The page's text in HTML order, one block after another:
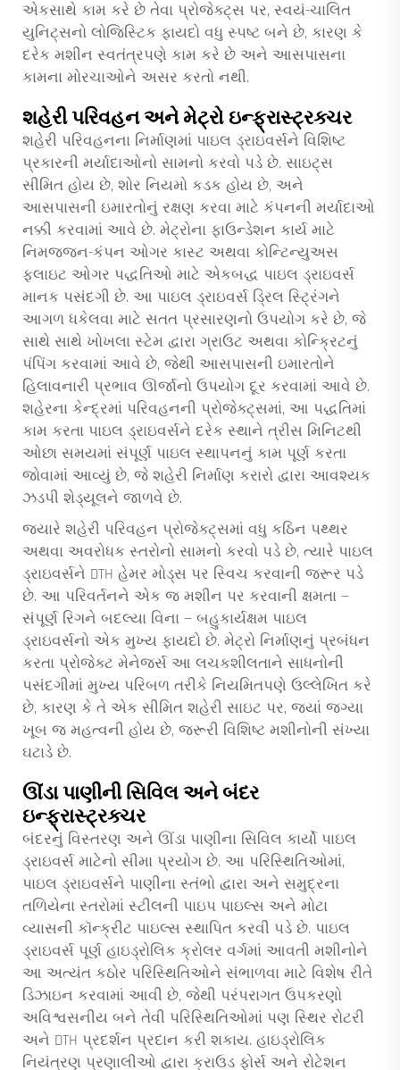
એકસાથે કામ કરે છે તેવા પ્રોજેક્ટ્સ પર, સ્વયં-ચાલિત
યુનિટ્સનો લોજિસ્ટિક ફાયદો વધુ સ્પષ્ટ બને છે, કારણ કે
દરેક મશીન સ્વતંત્રપણે કામ કરે છે અને આસપાસના
કામના મોરચાઓને અસર કરતો નથી.
શહેરી પરિવહન અને મેટ્રો ઇન્ફ્રાસ્ટ્રક્ચર
શહેરી પરિવહનના નિર્માણમાં પાઇલ ડ્રાઇવર્સને વિશિષ્ટ
પ્રકારની મર્યાદાઓનો સામનો કરવો પડે છે. સાઇટ્સ
સીમિત હોય છે, શોર નિયમો કડક હોય છે, અને
આસપાસની ઇમારતોનું રક્ષણ કરવા માટે કંપનની મર્યાદાઓ
નક્કી કરવામાં આવે છે. મેટ્રોના ફાઉન્ડેશન કાર્ય માટે
નિમજ્જન-કંપન ઓગર કાસ્ટ અથવા કોન્ટિન્યુઅસ
ફ્લાઇટ ઓગર પદ્ધતિઓ માટે એકબદ્ધ પાઇલ ડ્રાઇવર્સ
માનક પસંદગી છે. આ પાઇલ ડ્રાઇવર્સ ડ્રિલ સ્ટ્રિંગને
આગળ ધકેલવા માટે સતત પ્રસારણનો ઉપયોગ કરે છે, જે
સાથે સાથે ખોખલા સ્ટેમ દ્વારા ગ્રાઉટ અથવા કોન્ક્રિટનું
પંપિંગ કરવામાં આવે છે, જેથી આસપાસની ઇમારતોને
હિલાવનારી પ્રભાવ ઊર્જાનો ઉપયોગ દૂર કરવામાં આવે છે.
શહેરના કેન્દ્રમાં પરિવહનની પ્રોજેક્ટ્સમાં, આ પદ્ધતિમાં
કામ કરતા પાઇલ ડ્રાઇવર્સને દરેક સ્થાને ત્રીસ મિનિટથી
ઓછા સમયમાં સંપૂર્ણ પાઇલ સ્થાપનનું કામ પૂર્ણ કરતા
જોવામાં આવ્યું છે, જે શહેરી નિર્માણ કરારો દ્વારા આવશ્યક
ઝડપી શેડ્યૂલને જાળવે છે.
જ્યારે શહેરી પરિવહન પ્રોજેક્ટ્સમાં વધુ કઠિન પથ્થર
અથવા અવરોધક સ્તરોનો સામનો કરવો પડે છે, ત્યારે પાઇલ
ડ્રાઇવર્સને DTH હેમર મોડ્સ પર સ્વિચ કરવાની જરૂર પડે
છે. આ પરિવર્તનને એક જ મશીન પર કરવાની ક્ષમતા —
સંપૂર્ણ રિગને બદલ્યા વિના — બહુકાર્યક્ષમ પાઇલ
ડ્રાઇવર્સનો એક મુખ્ય ફાયદો છે. મેટ્રો નિર્માણનું પ્રબંધન
કરતા પ્રોજેક્ટ મેનેજર્સ આ લચકશીલતાને સાધનોની
પસંદગીમાં મુખ્ય પરિબળ તરીકે નિયમિતપણે ઉલ્લેખિત કરે
છે, કારણ કે તે એક સીમિત શહેરી સાઇટ પર, જ્યાં જગ્યા
ખૂબ જ મહત્વની હોય છે, જરૂરી વિશિષ્ટ મશીનોની સંખ્યા
ઘટાડે છે.
ઊંડા પાણીની સિવિલ અને બંદર
ઇન્ફ્રાસ્ટ્રક્ચર
બંદરનું વિસ્તરણ અને ઊંડા પાણીના સિવિલ કાર્યો પાઇલ
ડ્રાઇવર્સ માટેનો સીમા પ્રયોગ છે. આ પરિસ્થિતિઓમાં,
પાઇલ ડ્રાઇવર્સને પાણીના સ્તંભો દ્વારા અને સમુદ્રના
તળિયેના સ્તરોમાં સ્ટીલની પાઇપ પાઇલ્સ અને મોટા
વ્યાસની કૉન્ક્રીટ પાઇલ્સ સ્થાપિત કરવી પડે છે. પાઇલ
ડ્રાઇવર્સ પૂર્ણ હાઇડ્રોલિક ક્રોલર વર્ગમાં આવતી મશીનોને
આ અત્યંત કઠોર પરિસ્થિતિઓને સંભાળવા માટે વિશેષ રીતે
ડિઝાઇન કરવામાં આવી છે, જેથી પરંપરાગત ઉપકરણો
અવિશ્વસનીય બને તેવી પરિસ્થિતિઓમાં પણ સ્થિર રોટરી
અને DTH પ્રદર્શન પ્રદાન કરી શકાય. હાઇડ્રોલિક
નિયંત્રણ પ્રણાલીઓ દ્વારા ક્રાઉડ ફોર્સ અને રોટેશન